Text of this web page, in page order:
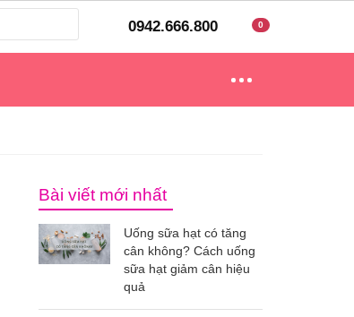
0942.666.800 0
Bài viết mới nhất
Uống sữa hạt có tăng
cân không? Cách uống
sữa hạt giảm cân hiệu
quả